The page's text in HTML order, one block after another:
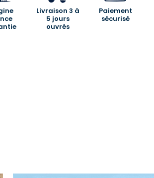
Livraison 3 à
5 jours
ouvrés
Paiement
sécurisé